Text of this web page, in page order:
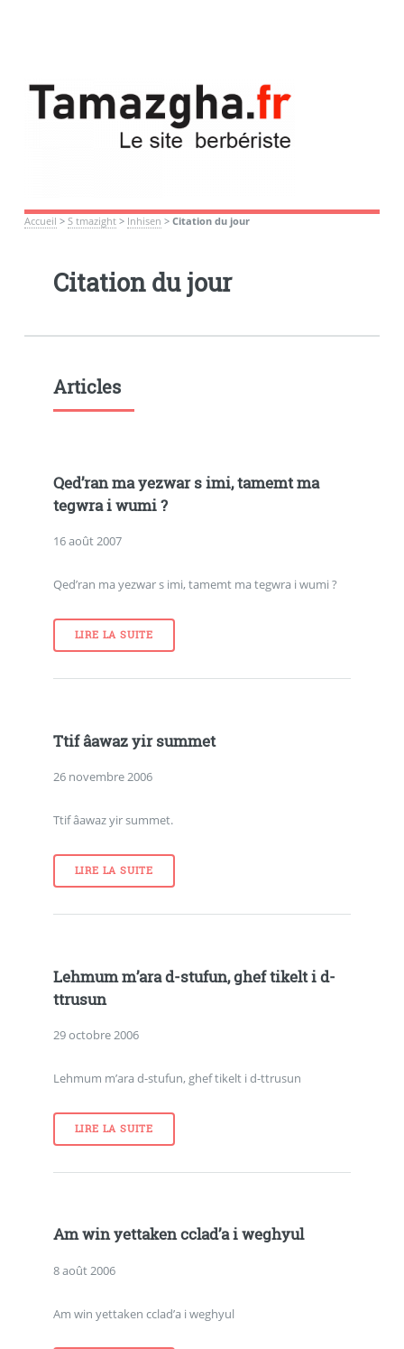
Accueil > S tmazight> Inhisen > Citation du jour
Citation du jour
Articles
Qed’ran ma yezwar s imi, tamemt ma
tegwra i wumi ?
16 août 2007
Qed’ran ma yezwar s imi, tamemt ma tegwra i wumi ?
LIRE LA SUITE
Ttif âawaz yir summet
26 novembre 2006
Ttif âawaz yir summet.
LIRE LA SUITE
Lehmum m’ara d-stufun, ghef tikelt i d-
ttrusun
29 octobre 2006
Lehmum m’ara d-stufun, ghef tikelt i d-ttrusun
LIRE LA SUITE
Am win yettaken cclad’a i weghyul
8 août 2006
Am win yettaken cclad’a i weghyul